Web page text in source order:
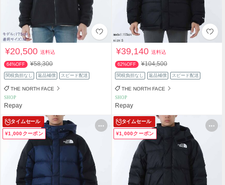
¥20,500送料込
64%OFF ¥58,300
関税負担なし 返品補償 スピード配送
THE NORTH FACE
SHOP
Repay
¥39,140送料込
62%OFF ¥104,500
関税負担なし 返品補償 スピード配送
THE NORTH FACE
SHOP
Repay
タイムセール
¥1,000クーポン
タイムセール
¥1,000クーポン